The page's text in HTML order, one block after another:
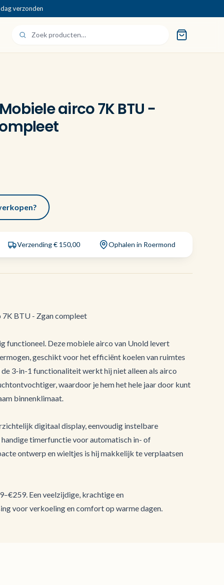
verzonden
airco 7K BTU -
Verzending € 150,00 Ophalen in Roermond
BTU - Zgan compleet
functioneel. Deze mobiele airco van Unold levert
geschikt voor het efficiënt koelen van ruimtes
de 3-in-1 functionaliteit werkt hij niet alleen als airco
waardoor je hem het hele jaar door kunt
binnenklimaat.
digitaal display, eenvoudig instelbare
timerfunctie voor automatisch in- of
ontwerp en wieltjes is hij makkelijk te verplaatsen
Een veelzijdige, krachtige en
voor verkoeling en comfort op warme dagen.